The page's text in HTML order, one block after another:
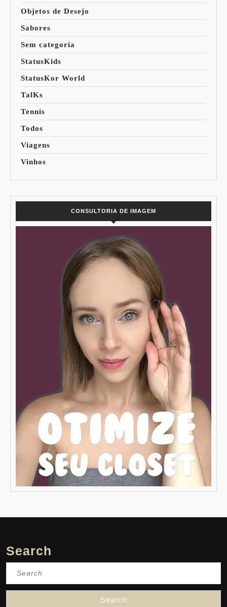
Objetos de Desejo
Sabores
Sem categoria
StatusKids
StatusKor World
TalKs
Tennis
Todos
Viagens
Vinhos
CONSULTORIA DE IMAGEM
Search